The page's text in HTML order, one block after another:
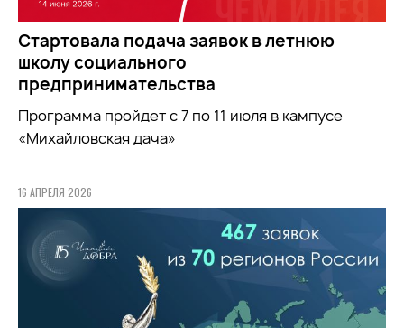
Стартовала подача заявок в летнюю
школу социального
предпринимательства
Программа пройдет с 7 по 11 июля в кампусе
«Михайловская дача»
16 АПРЕЛЯ 2026